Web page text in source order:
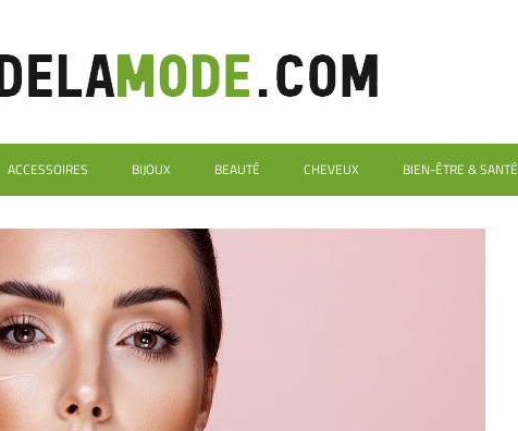
ACCESSOIRES BIJOUX BEAUTÉ CHEVEUX BIEN-ÊTRE & SANTÉ